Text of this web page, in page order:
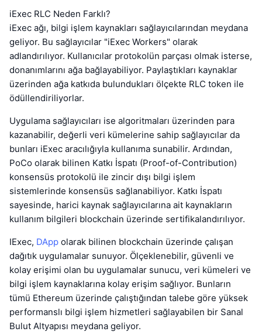
iExec RLC Neden Farklı?
iExec ağı, bilgi işlem kaynakları sağlayıcılarından meydana
geliyor. Bu sağlayıcılar "iExec Workers" olarak
adlandırılıyor. Kullanıcılar protokolün parçası olmak isterse,
donanımlarını ağa bağlayabiliyor. Paylaştıkları kaynaklar
üzerinden ağa katkıda bulundukları ölçekte RLC token ile
ödüllendiriliyorlar.
Uygulama sağlayıcıları ise algoritmaları üzerinden para
kazanabilir, değerli veri kümelerine sahip sağlayıcılar da
bunları iExec aracılığıyla kullanıma sunabilir. Ardından,
PoCo olarak bilinen Katkı İspatı (Proof-of-Contribution)
konsensüs protokolü ile zincir dışı bilgi işlem
sistemlerinde konsensüs sağlanabiliyor. Katkı İspatı
sayesinde, harici kaynak sağlayıcılarına ait kaynakların
kullanım bilgileri blockchain üzerinde sertifikalandırılıyor.
IExec, DApp olarak bilinen blockchain üzerinde çalışan
dağıtık uygulamalar sunuyor. Ölçeklenebilir, güvenli ve
kolay erişimi olan bu uygulamalar sunucu, veri kümeleri ve
bilgi işlem kaynaklarına kolay erişim sağlıyor. Bunların
tümü Ethereum üzerinde çalıştığından talebe göre yüksek
performanslı bilgi işlem hizmetleri sağlayabilen bir Sanal
Bulut Altyapısı meydana geliyor.